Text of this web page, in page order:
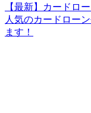
【最新】カードロ
人気のカードロー
ます！